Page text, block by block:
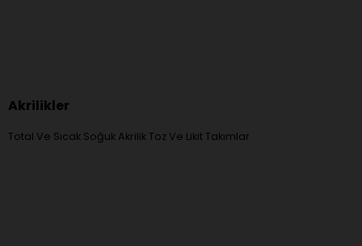
Akrilikler
Total Ve Sıcak Soğuk Akrilik Toz Ve Likit Takımlar